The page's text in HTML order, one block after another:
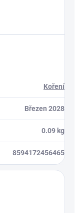
Koření
Březen 2028
0.09 kg
8594172456465